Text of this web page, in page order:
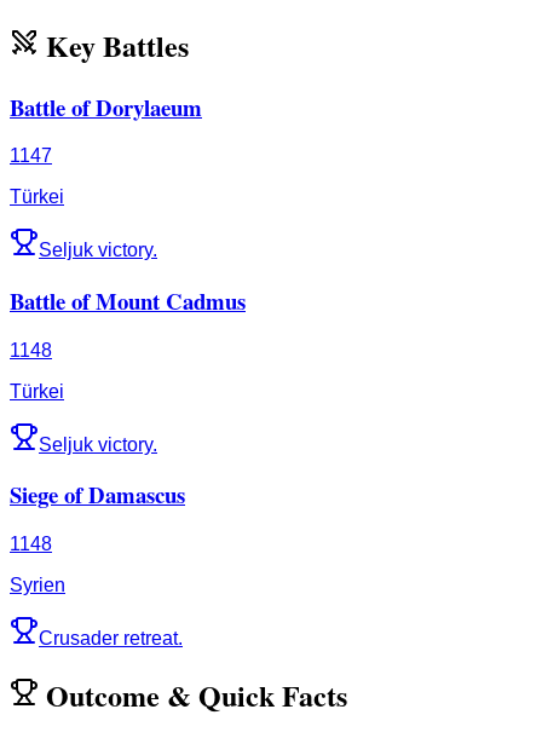
Key Battles
Battle of Dorylaeum
1147
Türkei
Seljuk victory.
Battle of Mount Cadmus
1148
Türkei
Seljuk victory.
Siege of Damascus
1148
Syrien
Crusader retreat.
Outcome & Quick Facts